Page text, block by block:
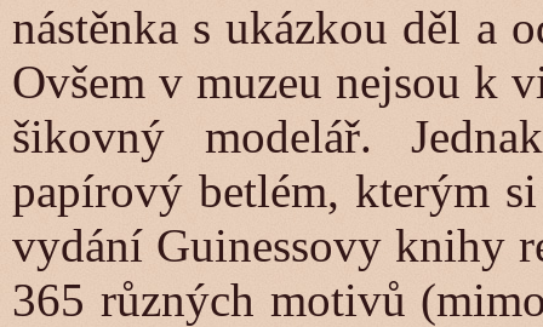
nástěnka s ukázkou děl a
Ovšem v muzeu nejsou k
šikovný modelář.
papírový betlém, kterým
vydání Guinessovy knihy
365 různých motivů